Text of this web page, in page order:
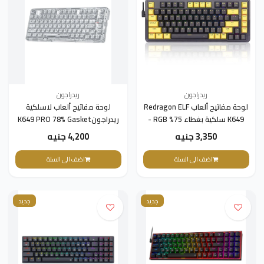
ريدراجون
لوحة مفاتيح ألعاب Redragon ELF
K649 سلكية بغطاء 75% RGB -
أسود | K649PY-RGB
3,350 جنيه
اضف الى السلة
ريدراجون
لوحة مفاتيح ألعاب لاسلكية
ريدراجونK649 PRO 78% Gasket
4,200 جنيه
اضف الى السلة
جديد جديد